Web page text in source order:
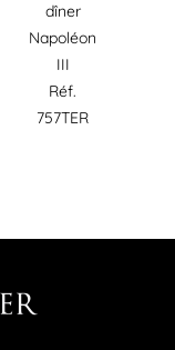
dîner
Napoléon
III
Réf.
757TER